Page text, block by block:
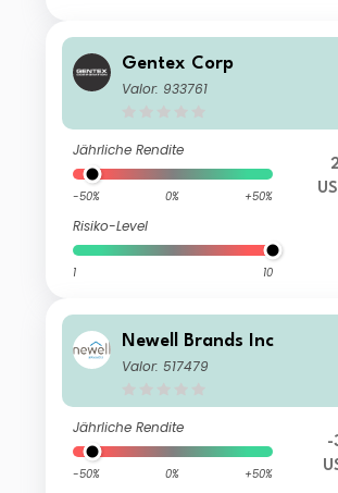
Gentex Corp
Valor: 933761
Jährliche Rendite
-50% 0% +50%
Risiko-Level
1 10
Newell Brands Inc
Valor: 517479
Jährliche Rendite
-50% 0% +50%
-